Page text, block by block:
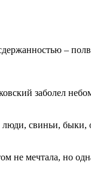
–
заболел
свиньи,
не мечтала, но